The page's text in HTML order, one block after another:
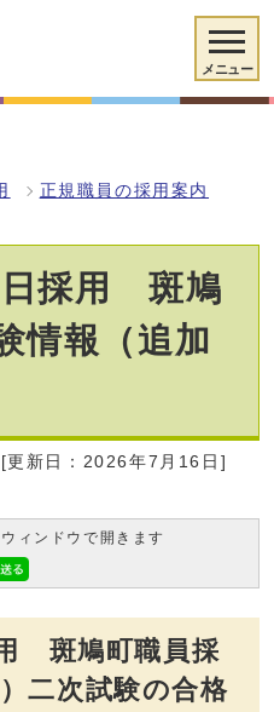
メニュー
正規職員の採用案内
日採用 斑鳩
情報（追加
[更新日：2026年7月16日]
ィンドウで開きます
斑鳩町職員採
二次試験の合格